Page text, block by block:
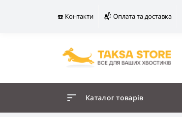
☎️ Контакти 📬 Оплата та доставка
Каталог товарів